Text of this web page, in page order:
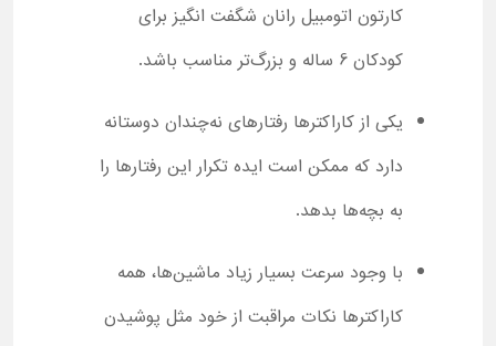
کارتون اتومبیل رانان شگفت انگیز برای
کودکان 6 ساله و بزرگ‌تر مناسب باشد.
یکی از کاراکترها رفتارهای نه‌چندان دوستانه
دارد که ممکن است ایده تکرار این رفتارها را
به بچه‌ها بدهد.
با وجود سرعت بسیار زیاد ماشین‌ها، همه
کاراکترها نکات مراقبت از خود مثل پوشیدن